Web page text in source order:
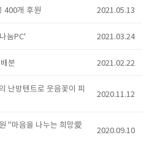
400개 후원 2021.05.13
눔PC' 2021.03.24
분 2021.02.22
난방텐트로 웃음꽃이 피
2020.11.12
"마음을 나누는 희망愛
2020.09.10